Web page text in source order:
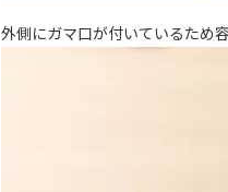
外側にガマ口が付いているため